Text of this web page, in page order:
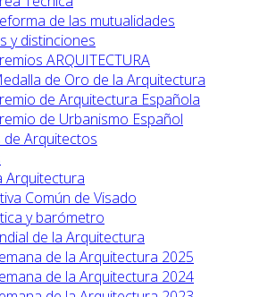
de las mutualidades
y distinciones
ARQUITECTURA
de Oro de la Arquitectura
de Arquitectura Española
de Urbanismo Español
de Arquitectos
Arquitectura
Común de Visado
y barómetro
de la Arquitectura
de la Arquitectura 2025
de la Arquitectura 2024